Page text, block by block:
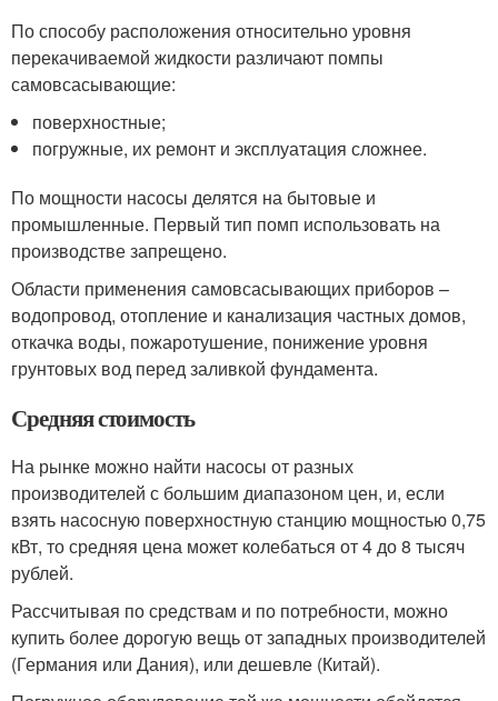
По способу расположения относительно уровня
перекачиваемой жидкости различают помпы
самовсасывающие:
поверхностные;
погружные, их ремонт и эксплуатация сложнее.
По мощности насосы делятся на бытовые и
промышленные. Первый тип помп использовать на
производстве запрещено.
Области применения самовсасывающих приборов –
водопровод, отопление и канализация частных домов,
откачка воды, пожаротушение, понижение уровня
грунтовых вод перед заливкой фундамента.
Средняя стоимость
На рынке можно найти насосы от разных
производителей с большим диапазоном цен, и, если
взять насосную поверхностную станцию мощностью 0,75
кВт, то средняя цена может колебаться от 4 до 8 тысяч
рублей.
Рассчитывая по средствам и по потребности, можно
купить более дорогую вещь от западных производителей
(Германия или Дания), или дешевле (Китай).